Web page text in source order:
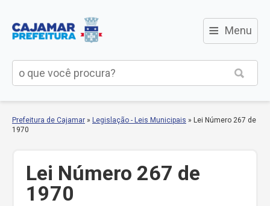
≡ Menu
Prefeitura de Cajamar » Legislação - Leis Municipais » Lei Número 267 de
1970
Lei Número 267 de
1970